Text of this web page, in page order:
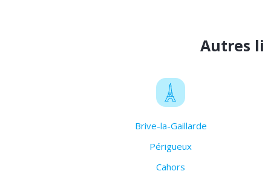
Autres
Brive-la-Gaillarde
Périgueux
Cahors